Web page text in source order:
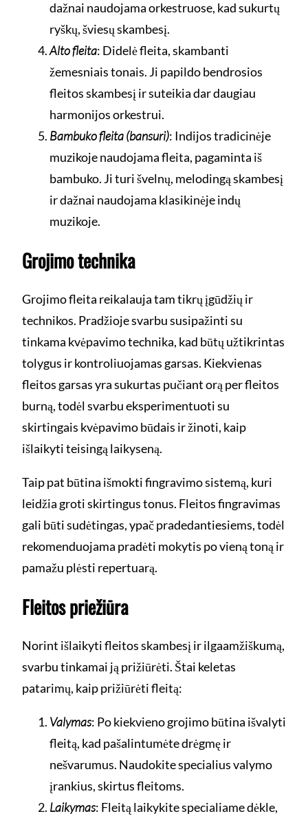
dažnai naudojama orkestruose, kad sukurtų
ryškų, šviesų skambesį.
Alto fleita: Didelė fleita, skambanti
žemesniais tonais. Ji papildo bendrosios
fleitos skambesį ir suteikia dar daugiau
harmonijos orkestrui.
Bambuko fleita (bansuri): Indijos tradicinėje
muzikoje naudojama fleita, pagaminta iš
bambuko. Ji turi švelnų, melodingą skambesį
ir dažnai naudojama klasikinėje indų
muzikoje.
Grojimo technika
Grojimo fleita reikalauja tam tikrų įgūdžių ir
technikos. Pradžioje svarbu susipažinti su
tinkama kvėpavimo technika, kad būtų užtikrintas
tolygus ir kontroliuojamas garsas. Kiekvienas
fleitos garsas yra sukurtas pučiant orą per fleitos
burną, todėl svarbu eksperimentuoti su
skirtingais kvėpavimo būdais ir žinoti, kaip
išlaikyti teisingą laikyseną.
Taip pat būtina išmokti fingravimo sistemą, kuri
leidžia groti skirtingus tonus. Fleitos fingravimas
gali būti sudėtingas, ypač pradedantiesiems, todėl
rekomenduojama pradėti mokytis po vieną toną ir
pamažu plėsti repertuarą.
Fleitos priežiūra
Norint išlaikyti fleitos skambesį ir ilgaamžiškumą,
svarbu tinkamai ją prižiūrėti. Štai keletas
patarimų, kaip prižiūrėti fleitą:
Valymas: Po kiekvieno grojimo būtina išvalyti
fleitą, kad pašalintumėte drėgmę ir
nešvarumus. Naudokite specialius valymo
įrankius, skirtus fleitoms.
Laikymas: Fleitą laikykite specialiame dėkle,